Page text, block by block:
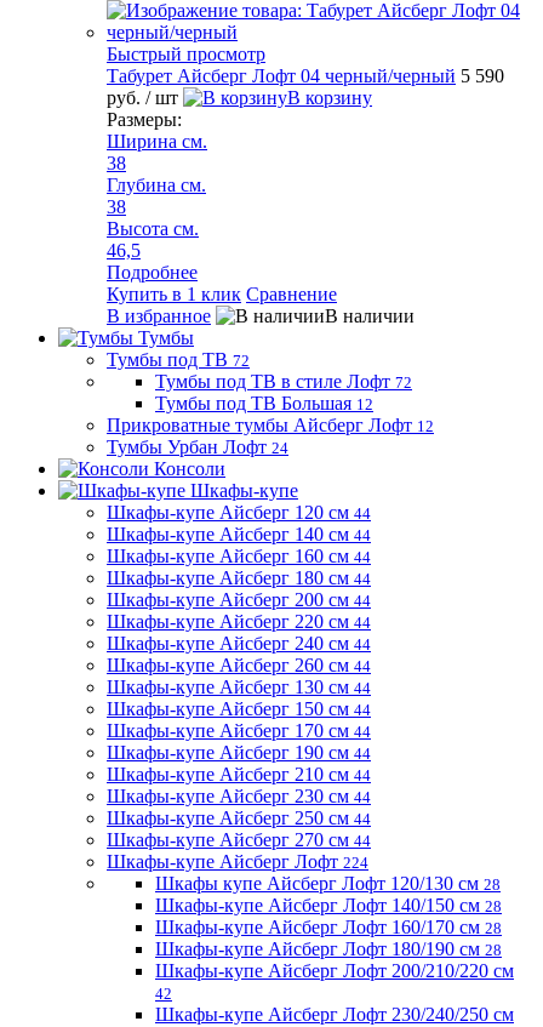
Быстрый просмотр
Табурет Айсберг Лофт 04 черный/черный 5 590
руб. / шт
В корзину
Размеры:
Ширина см.
38
Глубина см.
38
Высота см.
46,5
Подробнее
Купить в 1 клик Сравнение
В избранное
В наличии
Тумбы
Тумбы под ТВ 72
Тумбы под ТВ в стиле Лофт 72
Тумбы под ТВ Большая 12
Прикроватные тумбы Айсберг Лофт 12
Тумбы Урбан Лофт 24
Консоли
Шкафы-купе
Шкафы-купе Айсберг 120 см 44
Шкафы-купе Айсберг 140 см 44
Шкафы-купе Айсберг 160 см 44
Шкафы-купе Айсберг 180 см 44
Шкафы-купе Айсберг 200 см 44
Шкафы-купе Айсберг 220 см 44
Шкафы-купе Айсберг 240 см 44
Шкафы-купе Айсберг 260 см 44
Шкафы-купе Айсберг 130 см 44
Шкафы-купе Айсберг 150 см 44
Шкафы-купе Айсберг 170 см 44
Шкафы-купе Айсберг 190 см 44
Шкафы-купе Айсберг 210 см 44
Шкафы-купе Айсберг 230 см 44
Шкафы-купе Айсберг 250 см 44
Шкафы-купе Айсберг 270 см 44
Шкафы-купе Айсберг Лофт 224
Шкафы купе Айсберг Лофт 120/130 см 28
Шкафы-купе Айсберг Лофт 140/150 см 28
Шкафы-купе Айсберг Лофт 160/170 см 28
Шкафы-купе Айсберг Лофт 180/190 см 28
Шкафы-купе Айсберг Лофт 200/210/220 см
42
Шкафы-купе Айсберг Лофт 230/240/250 см